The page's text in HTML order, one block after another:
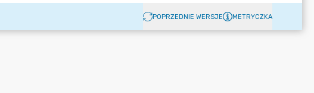
POPRZEDNIE WERSJE METRYCZKA